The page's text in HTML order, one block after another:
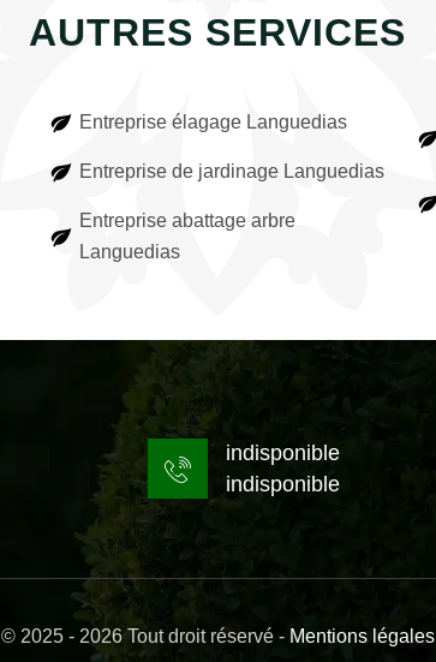
AUTRES SERVICES
Entreprise élagage Languedias
Entreprise de jardinage Languedias
Entreprise abattage arbre
Languedias
indisponible
indisponible
© 2025 - 2026 Tout droit réservé - Mentions légales